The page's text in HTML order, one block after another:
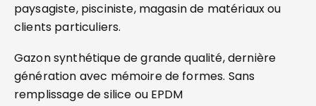
paysagiste, pisciniste, magasin de matériaux ou
clients particuliers.
Gazon synthétique de grande qualité, dernière
génération avec mémoire de formes. Sans
remplissage de silice ou EPDM